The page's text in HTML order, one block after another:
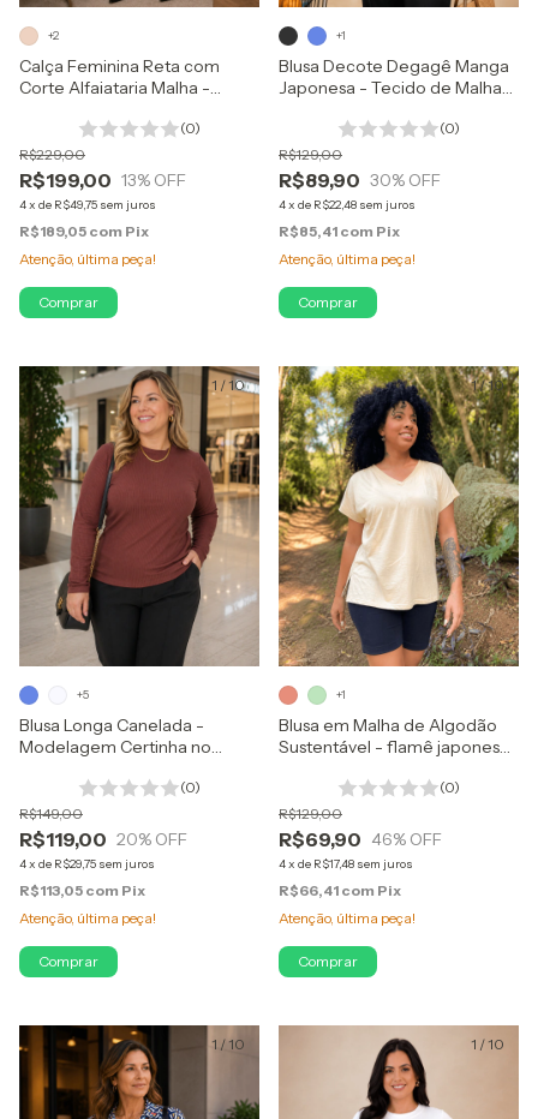
Calça Feminina Reta com
Corte Alfaiataria Malha -
(0)
R$199,00
R$229,00
13% OFF
4x de R$49,75 sem juros
R$189,05 com Pix
Atenção, última peça!
+2
Comprar
Blusa Decote Degagê Manga
Japonesa - Tecido de Malha
(0)
R$89,90
R$129,00
30% OFF
4x de R$22,48 sem juros
R$85,41 com Pix
Atenção, última peça!
+1
Comprar
1 /10
Blusa Longa Canelada -
Modelagem Certinha no
(0)
R$119,00
R$149,00
20% OFF
4x de R$29,75 sem juros
R$113,05 com Pix
Atenção, última peça!
+5
Comprar
1/10
Blusa em Malha de Algodão
Sustentável - flamê japonesa
(0)
R$69,90
R$129,00
46% OFF
4x de R$17,48 sem juros
R$66,41 com Pix
Atenção, última peça!
+1
Comprar
1 /10 1 /10